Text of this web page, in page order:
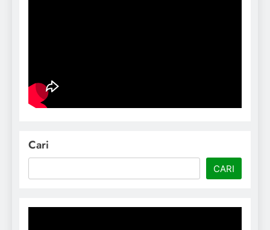
Cari
CARI